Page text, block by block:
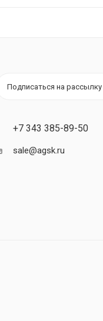
Подписаться на рассылку
+7 343 385-89-50
sale@agsk.ru